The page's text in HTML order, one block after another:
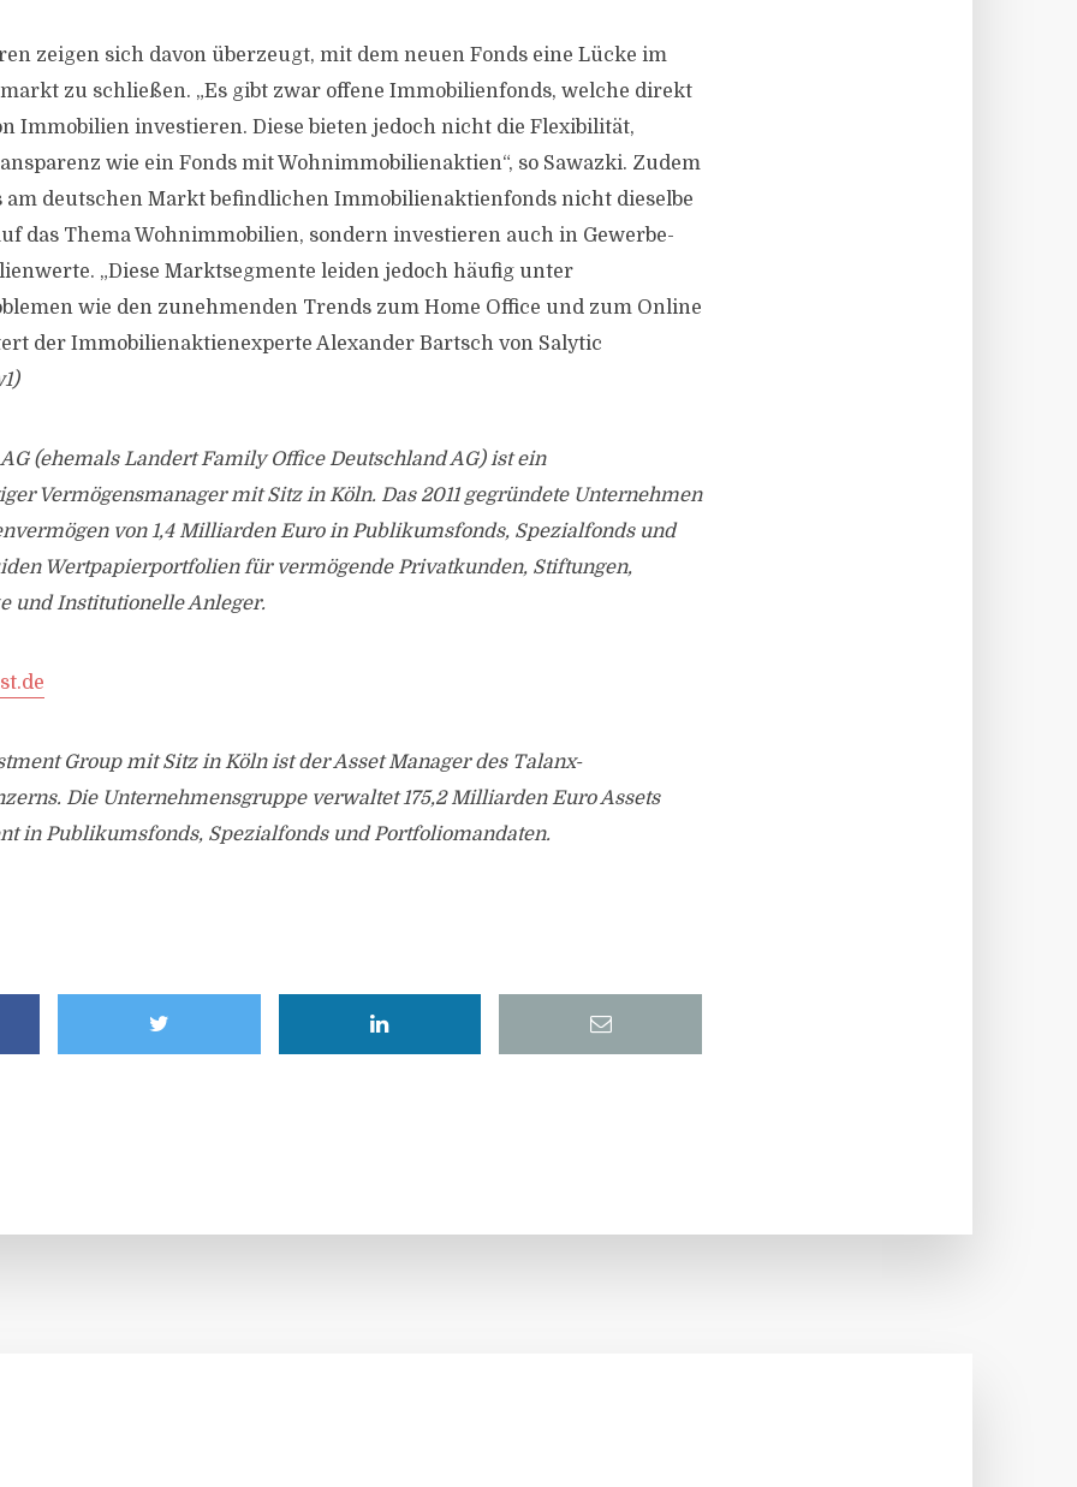
zeigen sich davon überzeugt, mit dem neuen Fonds eine Lücke im
zu schließen. „Es gibt zwar offene Immobilienfonds, welche direkt
Immobilien investieren. Diese bieten jedoch nicht die Flexibilität,
wie ein Fonds mit Wohnimmobilienaktien“, so Sawazki. Zudem
am deutschen Markt befindlichen Immobilienaktienfonds nicht dieselbe
das Thema Wohnimmobilien, sondern investieren auch in Gewerbe-
„Diese Marktsegmente leiden jedoch häufig unter
wie den zunehmenden Trends zum Home Office und zum Online
der Immobilienaktienexperte Alexander Bartsch von Salytic
(ehemals Landert Family Office Deutschland AG) ist ein
Vermögensmanager mit Sitz in Köln. Das 2011 gegründete Unternehmen
von 1,4 Milliarden Euro in Publikumsfonds, Spezialfonds und
Wertpapierportfolien für vermögende Privatkunden, Stiftungen,
und Institutionelle Anleger.
Group mit Sitz in Köln ist der Asset Manager des Talanx-
Die Unternehmensgruppe verwaltet 175,2 Milliarden Euro Assets
in Publikumsfonds, Spezialfonds und Portfoliomandaten.